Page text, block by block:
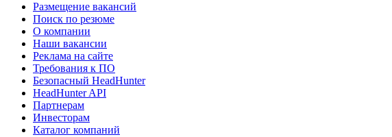
Размещение вакансий
Поиск по резюме
О компании
Наши вакансии
Реклама на сайте
Требования к ПО
Безопасный HeadHunter
HeadHunter API
Партнерам
Инвесторам
Каталог компаний